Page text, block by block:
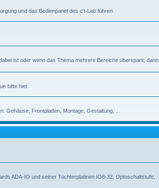
und das Bedienpanel des c't-Lab führen.
ist oder wenn das Thema mehrere Bereiche überspant, dann
bitte hier.
Gehäuse, Frontplatten, Montage, Gestaltung, ...
ADA-IO und seiner Tochterplatinen IO8-32, Optoschaltstufe,